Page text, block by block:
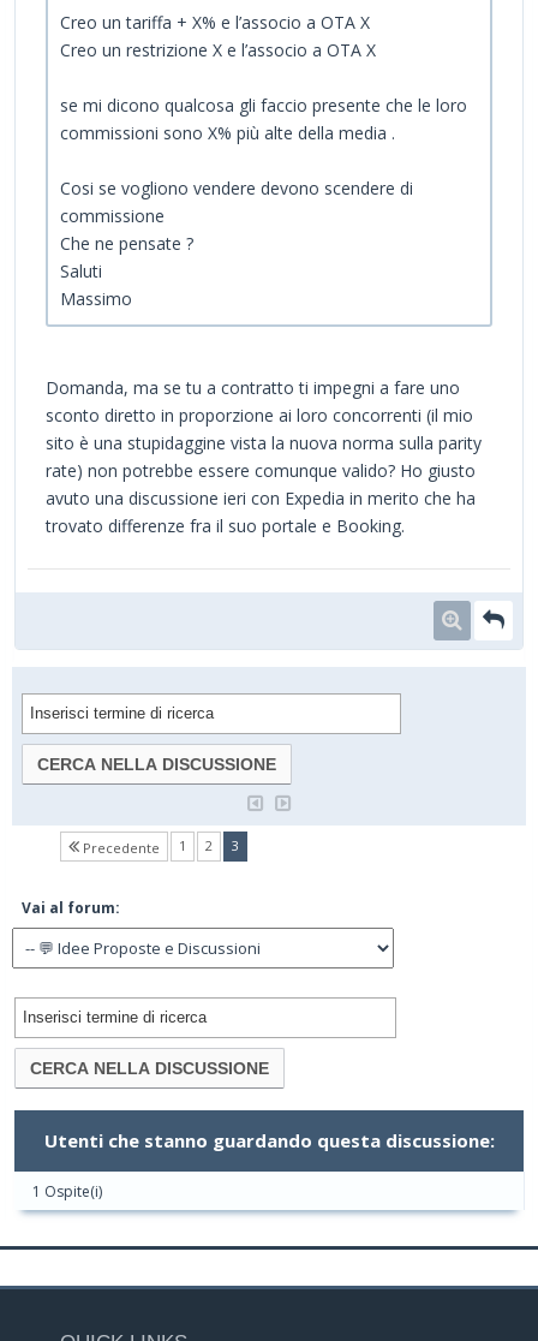
Creo un tariffa + X% e l’associo a OTA X
Creo un restrizione X e l’associo a OTA X
se mi dicono qualcosa gli faccio presente che le loro
commissioni sono X% più alte della media .
Cosi se vogliono vendere devono scendere di
commissione
Che ne pensate ?
Saluti
Massimo
Domanda, ma se tu a contratto ti impegni a fare uno
sconto diretto in proporzione ai loro concorrenti (il mio
sito è una stupidaggine vista la nuova norma sulla parity
rate) non potrebbe essere comunque valido? Ho giusto
avuto una discussione ieri con Expedia in merito che ha
trovato differenze fra il suo portale e Booking.
Precedente 1 2 3(current)
Vai al forum:
Utenti che stanno guardando questa discussione:
1 Ospite(i)